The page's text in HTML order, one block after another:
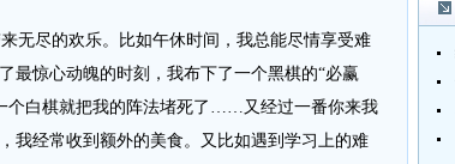
尽的欢乐。比如午休时间，我总能尽情享受难
最惊心动魄的时刻，我布下了一个黑棋的“必赢
个白棋就把我的阵法堵死了……又经过一番你来我
我经常收到额外的美食。又比如遇到学习上的难